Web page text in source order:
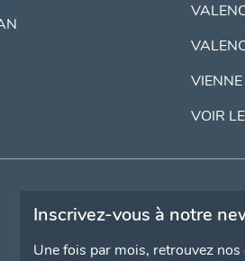
VIENNE
VOIR
Inscrivez-vous à notre
Une fois par mois, retrouvez